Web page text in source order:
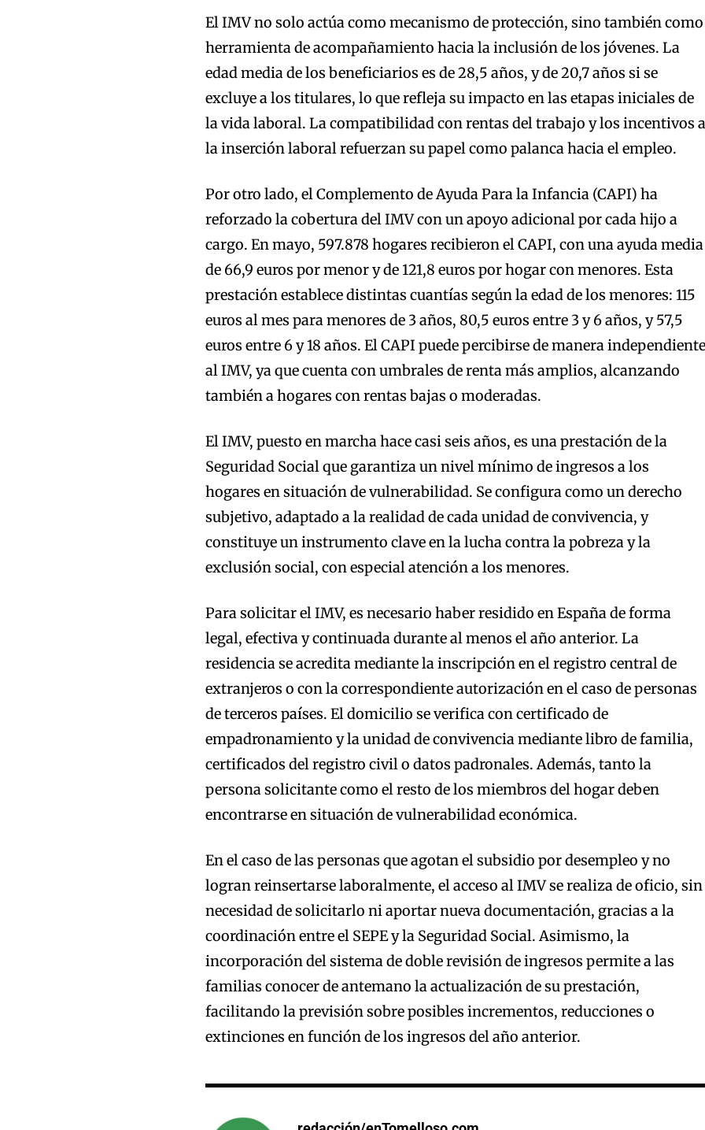
El IMV no solo actúa como mecanismo de protección, sino también como
herramienta de acompañamiento hacia la inclusión de los jóvenes. La
edad media de los beneficiarios es de 28,5 años, y de 20,7 años si se
excluye a los titulares, lo que refleja su impacto en las etapas iniciales de
la vida laboral. La compatibilidad con rentas del trabajo y los incentivos a
la inserción laboral refuerzan su papel como palanca hacia el empleo.
Por otro lado, el Complemento de Ayuda Para la Infancia (CAPI) ha
reforzado la cobertura del IMV con un apoyo adicional por cada hijo a
cargo. En mayo, 597.878 hogares recibieron el CAPI, con una ayuda media
de 66,9 euros por menor y de 121,8 euros por hogar con menores. Esta
prestación establece distintas cuantías según la edad de los menores: 115
euros al mes para menores de 3 años, 80,5 euros entre 3 y 6 años, y 57,5
euros entre 6 y 18 años. El CAPI puede percibirse de manera independiente
al IMV, ya que cuenta con umbrales de renta más amplios, alcanzando
también a hogares con rentas bajas o moderadas.
El IMV, puesto en marcha hace casi seis años, es una prestación de la
Seguridad Social que garantiza un nivel mínimo de ingresos a los
hogares en situación de vulnerabilidad. Se configura como un derecho
subjetivo, adaptado a la realidad de cada unidad de convivencia, y
constituye un instrumento clave en la lucha contra la pobreza y la
exclusión social, con especial atención a los menores.
Para solicitar el IMV, es necesario haber residido en España de forma
legal, efectiva y continuada durante al menos el año anterior. La
residencia se acredita mediante la inscripción en el registro central de
extranjeros o con la correspondiente autorización en el caso de personas
de terceros países. El domicilio se verifica con certificado de
empadronamiento y la unidad de convivencia mediante libro de familia,
certificados del registro civil o datos padronales. Además, tanto la
persona solicitante como el resto de los miembros del hogar deben
encontrarse en situación de vulnerabilidad económica.
En el caso de las personas que agotan el subsidio por desempleo y no
logran reinsertarse laboralmente, el acceso al IMV se realiza de oficio, sin
necesidad de solicitarlo ni aportar nueva documentación, gracias a la
coordinación entre el SEPE y la Seguridad Social. Asimismo, la
incorporación del sistema de doble revisión de ingresos permite a las
familias conocer de antemano la actualización de su prestación,
facilitando la previsión sobre posibles incrementos, reducciones o
extinciones en función de los ingresos del año anterior.